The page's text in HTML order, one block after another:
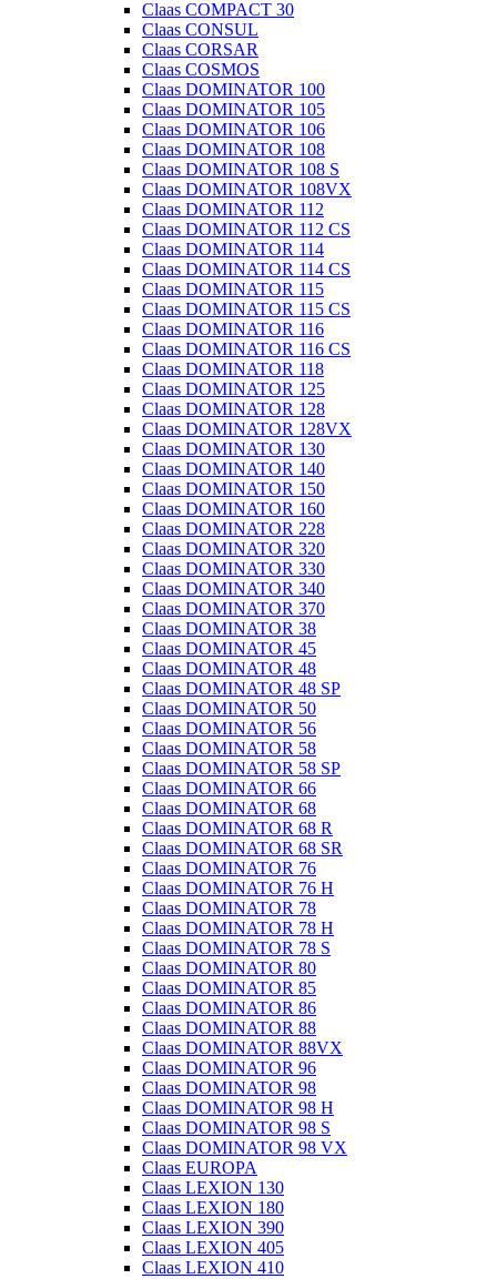
Claas COMPACT 30
Claas CONSUL
Claas CORSAR
Claas COSMOS
Claas DOMINATOR 100
Claas DOMINATOR 105
Claas DOMINATOR 106
Claas DOMINATOR 108
Claas DOMINATOR 108 S
Claas DOMINATOR 108VX
Claas DOMINATOR 112
Claas DOMINATOR 112 CS
Claas DOMINATOR 114
Claas DOMINATOR 114 CS
Claas DOMINATOR 115
Claas DOMINATOR 115 CS
Claas DOMINATOR 116
Claas DOMINATOR 116 CS
Claas DOMINATOR 118
Claas DOMINATOR 125
Claas DOMINATOR 128
Claas DOMINATOR 128VX
Claas DOMINATOR 130
Claas DOMINATOR 140
Claas DOMINATOR 150
Claas DOMINATOR 160
Claas DOMINATOR 228
Claas DOMINATOR 320
Claas DOMINATOR 330
Claas DOMINATOR 340
Claas DOMINATOR 370
Claas DOMINATOR 38
Claas DOMINATOR 45
Claas DOMINATOR 48
Claas DOMINATOR 48 SP
Claas DOMINATOR 50
Claas DOMINATOR 56
Claas DOMINATOR 58
Claas DOMINATOR 58 SP
Claas DOMINATOR 66
Claas DOMINATOR 68
Claas DOMINATOR 68 R
Claas DOMINATOR 68 SR
Claas DOMINATOR 76
Claas DOMINATOR 76 H
Claas DOMINATOR 78
Claas DOMINATOR 78 H
Claas DOMINATOR 78 S
Claas DOMINATOR 80
Claas DOMINATOR 85
Claas DOMINATOR 86
Claas DOMINATOR 88
Claas DOMINATOR 88VX
Claas DOMINATOR 96
Claas DOMINATOR 98
Claas DOMINATOR 98 H
Claas DOMINATOR 98 S
Claas DOMINATOR 98 VX
Claas EUROPA
Claas LEXION 130
Claas LEXION 180
Claas LEXION 390
Claas LEXION 405
Claas LEXION 410